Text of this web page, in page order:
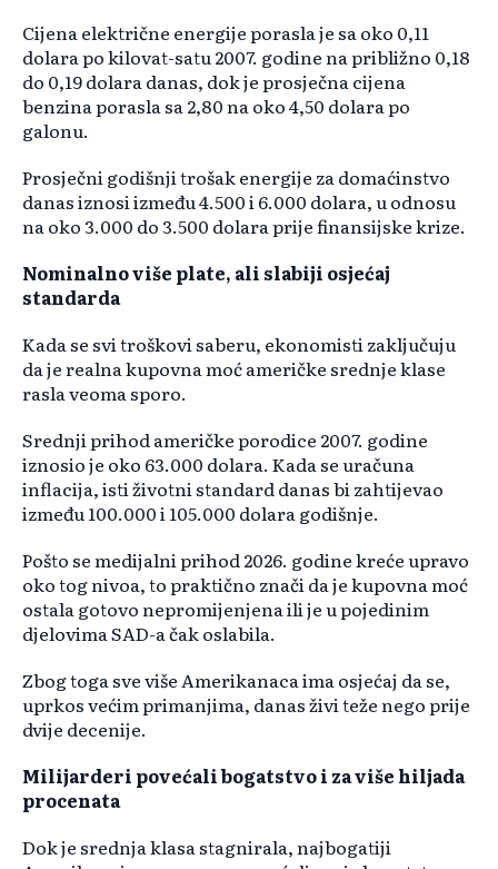
Cijena električne energije porasla je sa oko 0,11
dolara po kilovat-satu 2007. godine na približno 0,18
do 0,19 dolara danas, dok je prosječna cijena
benzina porasla sa 2,80 na oko 4,50 dolara po
galonu.
Prosječni godišnji trošak energije za domaćinstvo
danas iznosi između 4.500 i 6.000 dolara, u odnosu
na oko 3.000 do 3.500 dolara prije finansijske krize.
Nominalno više plate, ali slabiji osjećaj
standarda
Kada se svi troškovi saberu, ekonomisti zaključuju
da je realna kupovna moć američke srednje klase
rasla veoma sporo.
Srednji prihod američke porodice 2007. godine
iznosio je oko 63.000 dolara. Kada se uračuna
inflacija, isti životni standard danas bi zahtijevao
između 100.000 i 105.000 dolara godišnje.
Pošto se medijalni prihod 2026. godine kreće upravo
oko tog nivoa, to praktično znači da je kupovna moć
ostala gotovo nepromijenjena ili je u pojedinim
djelovima SAD-a čak oslabila.
Zbog toga sve više Amerikanaca ima osjećaj da se,
uprkos većim primanjima, danas živi teže nego prije
dvije decenije.
Milijarderi povećali bogatstvo i za više hiljada
procenata
Dok je srednja klasa stagnirala, najbogatiji